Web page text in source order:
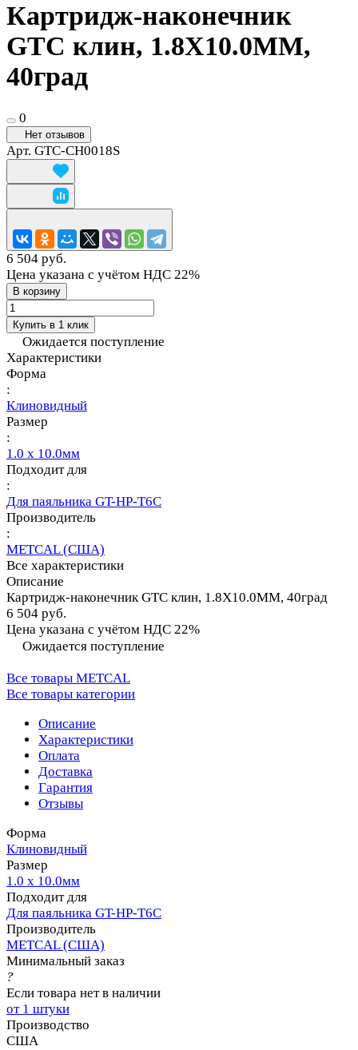
Картридж-наконечник
GTC клин, 1.8X10.0MM,
40град
0
Нет отзывов
Арт. GTC-CH0018S
6 504 руб.
Цена указана с учётом НДС 22%
В корзину
Купить в 1 клик
Ожидается поступление
Характеристики
Форма
:
Клиновидный
Размер
:
1.0 x 10.0мм
Подходит для
:
Для паяльника GT-HP-T6С
Производитель
:
METCAL (США)
Все характеристики
Описание
Картридж-наконечник GTC клин, 1.8X10.0MM, 40град
6 504 руб.
Цена указана с учётом НДС 22%
Ожидается поступление
Все товары METCAL
Все товары категории
Описание
Характеристики
Оплата
Доставка
Гарантия
Отзывы
Форма
Клиновидный
Размер
1.0 x 10.0мм
Подходит для
Для паяльника GT-HP-T6С
Производитель
METCAL (США)
Минимальный заказ
?
Если товара нет в наличии
от 1 штуки
Производство
США